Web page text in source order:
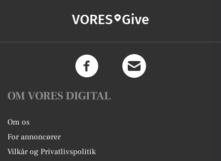
VORES Give
OM VORES DIGITAL
Om os
For annoncører
Vilkår og Privatlivspolitik